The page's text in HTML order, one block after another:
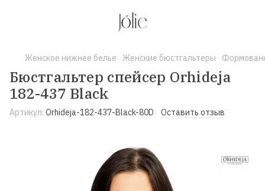
Женское нижнее белье Женские бюстгальтеры
Бюстгальтер спейсер Orhideja
182-437 Black
Артикул: Orhideja-182-437-Black-80D Оставить отзыв